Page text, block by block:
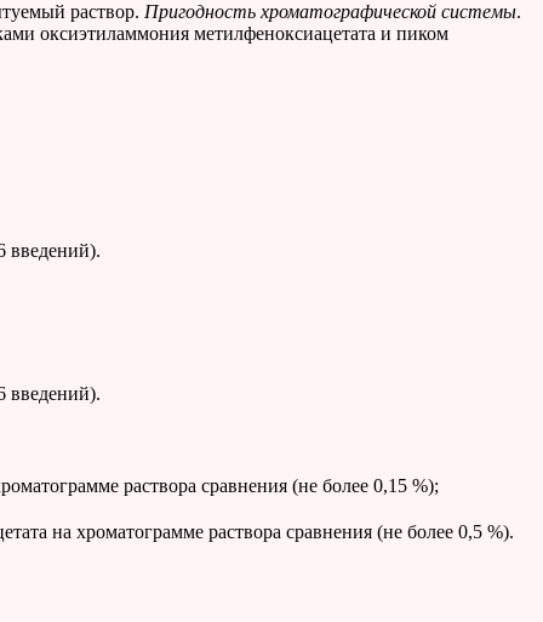
раствор. Пригодность хроматографической системы.
оксиэтиламмония метилфеноксиацетата и пиком
введений).
введений).
раствора сравнения (не более 0,15 %);
на хроматограмме раствора сравнения (не более 0,5 %).